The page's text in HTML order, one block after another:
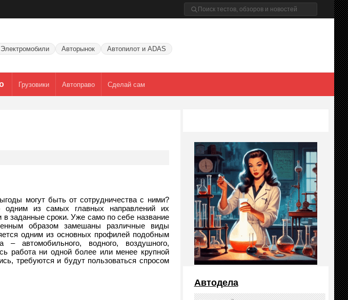
Электромобили Авторынок Автопилот и ADAS
Грузовики Автоправо Сделай сам
могут быть от сотрудничества с ними?
одним из самых главных направлений их
в заданные сроки. Уже само по себе название
образом замешаны различные виды
одним из основных профилей подобным
автомобильного, водного, воздушного,
работа ни одной более или менее крупной
требуются и будут пользоваться спросом
Автодела